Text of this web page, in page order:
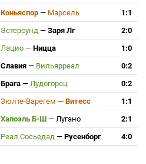
Коньяспор — Марсель
1:1
Эстерсунд — Заря Лг
2:0
Лацио — Ницца
1:0
Славия — Вильярреал
0:2
Брага — Лудогорец
0:2
Зюлте-Варегем — Витесс
1:1
Хапоэль Б-Ш — Лугано
2:1
Реал Сосьедад — Русенборг 4:0